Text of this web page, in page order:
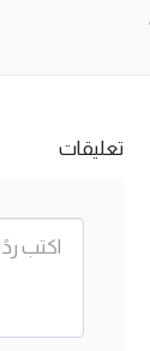
تعليقات